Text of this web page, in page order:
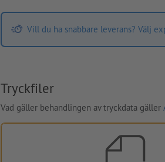
Vill du ha snabbare leverans? Välj
Tryckfiler
Vad gäller behandlingen av tryckdata gäller